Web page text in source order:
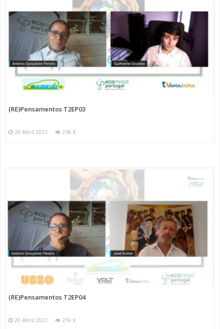
(RE)Pensamentos T2EP03
20 Abril 2021 258 K
(RE)Pensamentos T2EP04
20 Abril 2021 259 K